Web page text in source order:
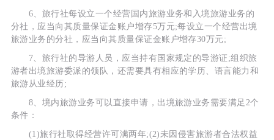
6、旅行社每设立一个经营国内旅游业务和入境旅游业务的
分社，应当向其质量保证金账户增存5万元;每设立一个经营出境
旅游业务的分社，应当向其质量保证金账户增存30万元;
7、旅行社的导游人员，应当持有国家规定的导游证;组织旅
游者出境旅游委派的领队，还需要具有相应的学历、语言能力和
旅游从业经历;
8、境内旅游业务可以直接申请，出境旅游业务需要满足2个
条件：
(1)旅行社取得经营许可满两年;(2)未因侵害旅游者合法权益